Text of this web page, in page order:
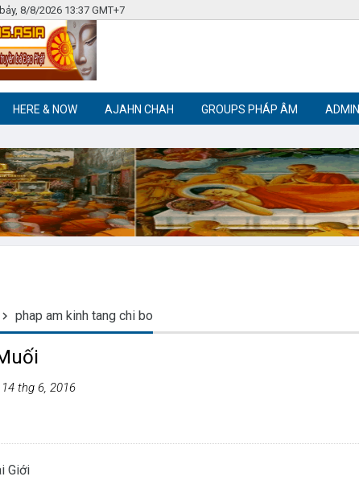
8/8/2026 13:37 GMT+7
Thiền Phật giáo
HERE & NOW AJAHN CHAH GROUPS PHÁP ÂM ADMIN
phap am kinh tang chi bo
thg 6, 2016
Giới